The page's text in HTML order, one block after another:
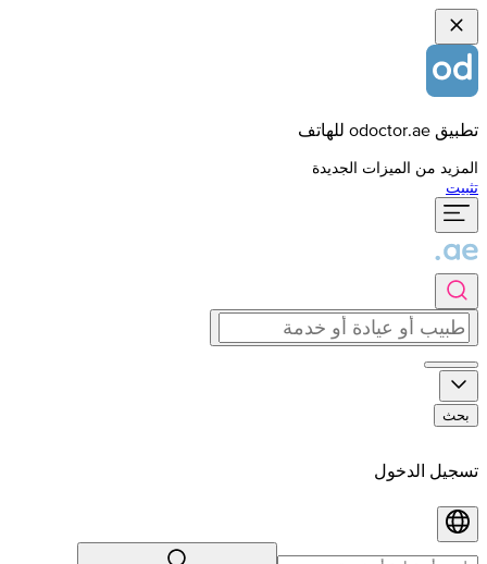
تطبيق odoctor.ae للهاتف
المزيد من الميزات الجديدة
تثبيت
بحث
تسجيل الدخول